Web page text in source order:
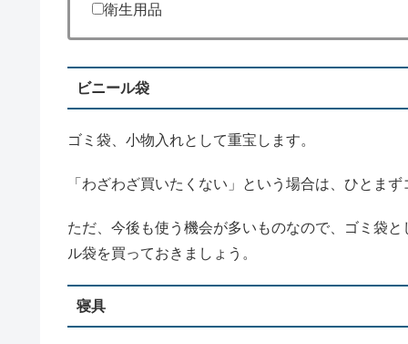
衛生用品
ビニール袋
ゴミ袋、小物入れとして重宝します。
「わざわざ買いたくない」という場合は、ひとま
ただ、今後も使う機会が多いものなので、ゴミ袋
ル袋を買っておきましょう。
寝具